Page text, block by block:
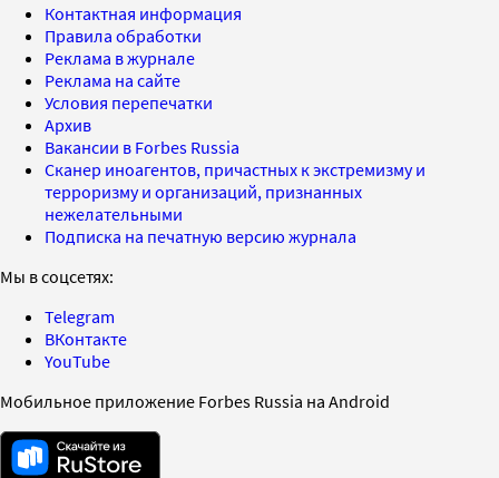
Контактная информация
Правила обработки
Реклама в журнале
Реклама на сайте
Условия перепечатки
Архив
Вакансии в Forbes Russia
Сканер иноагентов, причастных к экстремизму и
терроризму и организаций, признанных
нежелательными
Подписка на печатную версию журнала
Мы в соцсетях:
Telegram
ВКонтакте
YouTube
Мобильное приложение Forbes Russia на Android